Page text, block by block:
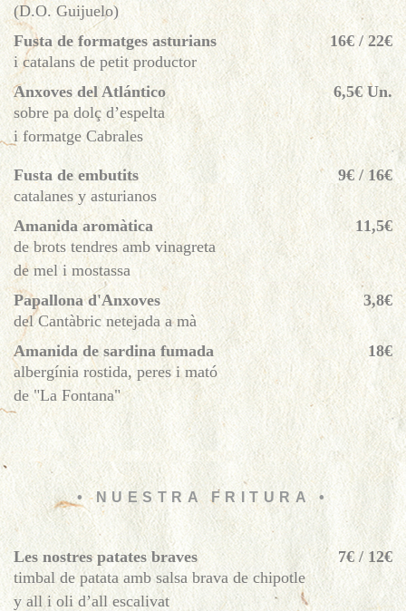
(D.O. Guijuelo)
Fusta de formatges asturians
16€ / 22€
i catalans de petit productor
Anxoves del Atlántico
6,5€ Un.
sobre pa dolç d’espelta
i formatge Cabrales
Fusta de embutits
9€ / 16€
catalanes y asturianos
Amanida aromàtica
11,5€
de brots tendres amb vinagreta
de mel i mostassa
Papallona d'Anxoves
3,8€
del Cantàbric netejada a mà
Amanida de sardina fumada
18€
albergínia rostida, peres i mató
de "La Fontana"
• NUESTRA FRITURA •
Les nostres patates braves
7€ / 12€
timbal de patata amb salsa brava de chipotle
y all i oli d’all escalivat